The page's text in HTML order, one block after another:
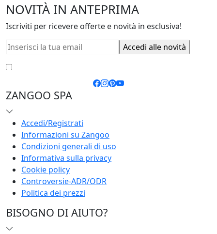
NOVITÀ IN ANTEPRIMA
Iscriviti per ricevere offerte e novità in esclusiva!
ZANGOO SPA
Accedi/Registrati
Informazioni su Zangoo
Condizioni generali di uso
Informativa sulla privacy
Cookie policy
Controversie-ADR/ODR
Politica dei prezzi
BISOGNO DI AIUTO?